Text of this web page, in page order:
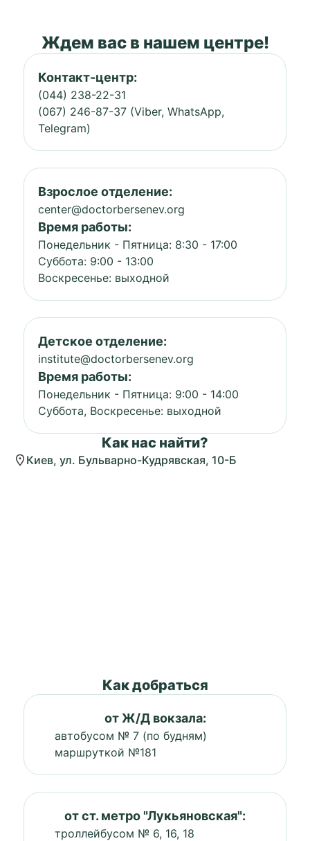
Ждем вас в нашем центре!
Контакт-центр:
(044) 238-22-31
(067) 246-87-37 (Viber, WhatsApp,
Telegram)
Взрослое отделение:
center@doctorbersenev.org
Время работы:
Понедельник - Пятница: 8:30 - 17:00
Суббота: 9:00 - 13:00
Воскресенье: выходной
Детское отделение:
institute@doctorbersenev.org
Время работы:
Понедельник - Пятница: 9:00 - 14:00
Суббота, Воскресенье: выходной
Как нас найти?
Киев, ул. Бульварно-Кудрявская, 10-Б
Как добраться
от Ж/Д вокзала:
автобусом № 7 (по будням)
маршруткой №181
от ст. метро "Лукьяновская":
троллейбусом № 6, 16, 18